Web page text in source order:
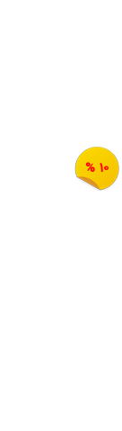
10 %